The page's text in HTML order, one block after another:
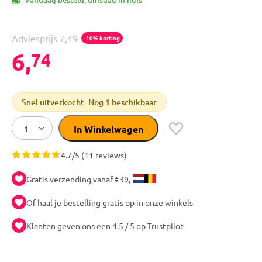
Adviesprijs 7,49 -10% korting
6,74
Snel uitverkocht. Nog 1 beschikbaar
In Winkelwagen
4.7/5 (11 reviews)
Gratis verzending vanaf €39,-
Of haal je bestelling gratis op in onze winkels
Klanten geven ons een 4.5 / 5 op Trustpilot